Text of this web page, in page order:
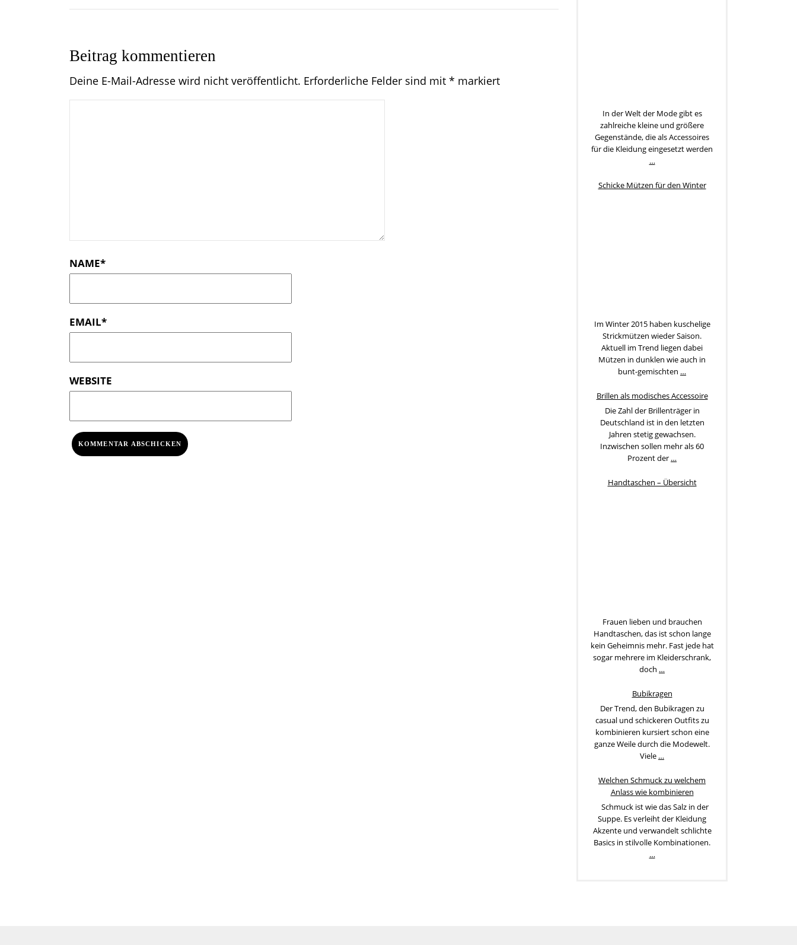
Beitrag kommentieren
Deine E-Mail-Adresse wird nicht veröffentlicht. Erforderliche Felder sind mit * markiert
NAME*
EMAIL*
WEBSITE
In der Welt der Mode gibt es
zahlreiche kleine und größere
Gegenstände, die als Accessoires
…
Schicke Mützen für den Winter
Im Winter 2015 haben kuschelige
Strickmützen wieder Saison.
Aktuell im Trend liegen dabei
Mützen in dunklen wie auch in
bunt-gemischten …
Brillen als modisches Accessoire
Die Zahl der Brillenträger in
Deutschland ist in den letzten
Jahren stetig gewachsen.
Inzwischen sollen mehr als 60
Prozent der …
Handtaschen – Übersicht
Frauen lieben und brauchen
Handtaschen, das ist schon lange
kein Geheimnis mehr. Fast jede hat
sogar mehrere im Kleiderschrank,
doch …
Bubikragen
Der Trend, den Bubikragen zu
casual und schickeren Outfits zu
kombinieren kursiert schon eine
ganze Weile durch die Modewelt.
Viele …
Welchen Schmuck zu welchem
Anlass wie kombinieren
Schmuck ist wie das Salz in der
Suppe. Es verleiht der Kleidung
Akzente und verwandelt schlichte
…